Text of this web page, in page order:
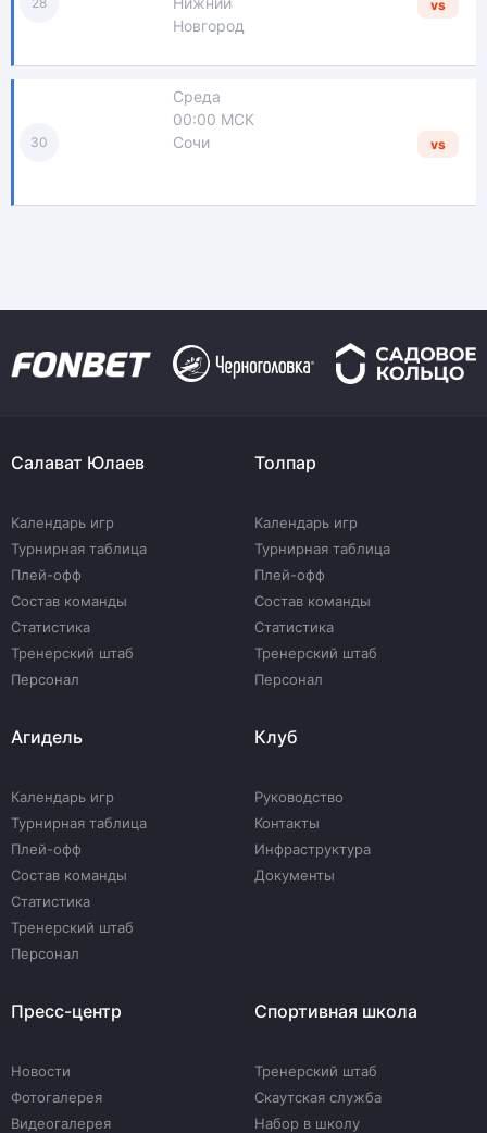
Новгород
vs
30
Среда
00:00 МСК
Сочи
vs
Салават Юлаев
Календарь игр
Турнирная таблица
Плей-офф
Состав команды
Статистика
Тренерский штаб
Персонал
Толпар
Календарь игр
Турнирная таблица
Плей-офф
Состав команды
Статистика
Тренерский штаб
Персонал
Агидель
Календарь игр
Турнирная таблица
Плей-офф
Состав команды
Статистика
Тренерский штаб
Персонал
Клуб
Руководство
Контакты
Инфраструктура
Документы
Пресс-центр
Новости
Фотогалерея
Видеогалерея
Спортивная школа
Тренерский штаб
Скаутская служба
Набор в школу